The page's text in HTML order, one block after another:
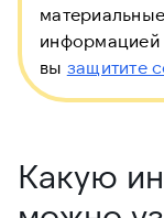
информацией
вы защитите
Какую